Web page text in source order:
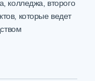
колледжа, второго
которые ведет